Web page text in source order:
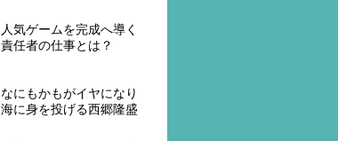
人気ゲームを完成へ導く
責任者の仕事とは？
なにもかもがイヤになり
海に身を投げる西郷隆盛